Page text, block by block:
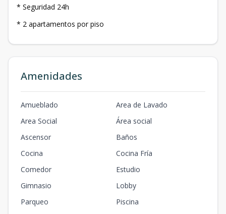
* Seguridad 24h
* 2 apartamentos por piso
Amenidades
Amueblado
Area de Lavado
Area Social
Área social
Ascensor
Baños
Cocina
Cocina Fría
Comedor
Estudio
Gimnasio
Lobby
Parqueo
Piscina